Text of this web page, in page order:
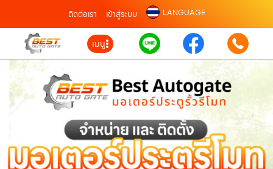
ติดต่อเรา เข้าสู่ระบบ LANGUAGE
เมนู